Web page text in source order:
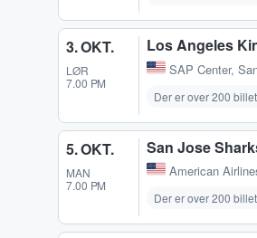
3. OKT.
LØR
7.00 PM
Los Angeles
SAP Center,
Der er over 200
5. OKT.
MAN
7.00 PM
San Jose
American
Der er over 200